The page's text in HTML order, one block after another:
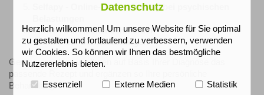
Selfapy - Online-Unterstützung bei
ViViRA bei Rückenschmerzen
somnio bei Schlafstörungen
Gerne verordnen wir Ihnen auf Basis Ihrer Diagnose das
passende Rezept und ergänzen so Ihre persönliche
Behandlung.
Datenschutz
Herzlich willkommen! Um unsere Website für Sie optimal
zu gestalten und fortlaufend zu verbessern, verwenden
wir Cookies. So können wir Ihnen das bestmögliche
Nutzererlebnis bieten.
Essenziell Externe Medien Statistik